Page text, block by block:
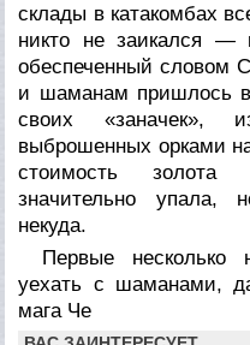
склады в катакомбах
никто не заикался —
обеспеченный словом
и шаманам пришлось
своих «заначек»,
выброшенных орками
стоимость золота
значительно упала,
некуда.
Первые несколько
уехать с шаманами,
мага Че